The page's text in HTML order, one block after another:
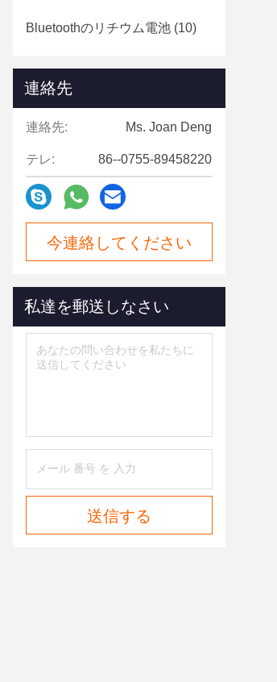
Bluetoothのリチウム電池 (10)
連絡先
連絡先: Ms. Joan Deng
テレ: 86--0755-89458220
今連絡してください
私達を郵送しなさい
送信する